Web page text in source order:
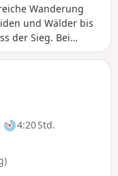
Wanderung
und Wälder bis
der Sieg. Bei
oberhalb des
bis Heimborn
des
4:20 Std.